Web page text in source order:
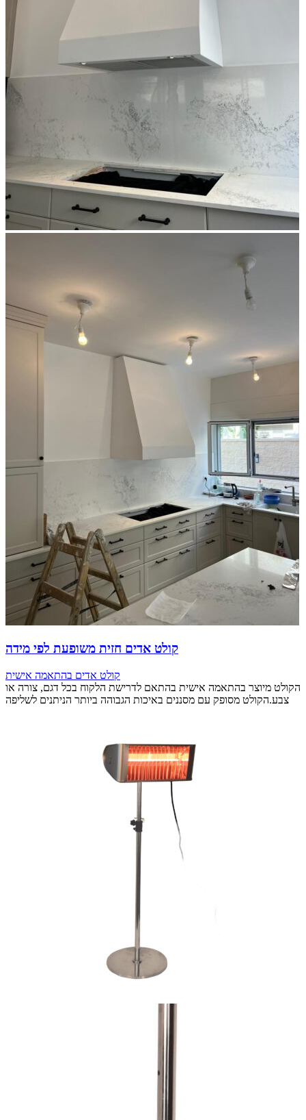
קולט אדים חזית משופעת לפי מידה
קולט אדים בהתאמה אישית
הקולט מיוצר בהתאמה אישית בהתאם לדרישת הלקוח בכל דגם, צורה או
צבע.הקולט מסופק עם מסננים באיכות הגבוהה ביותר הניתנים לשליפה